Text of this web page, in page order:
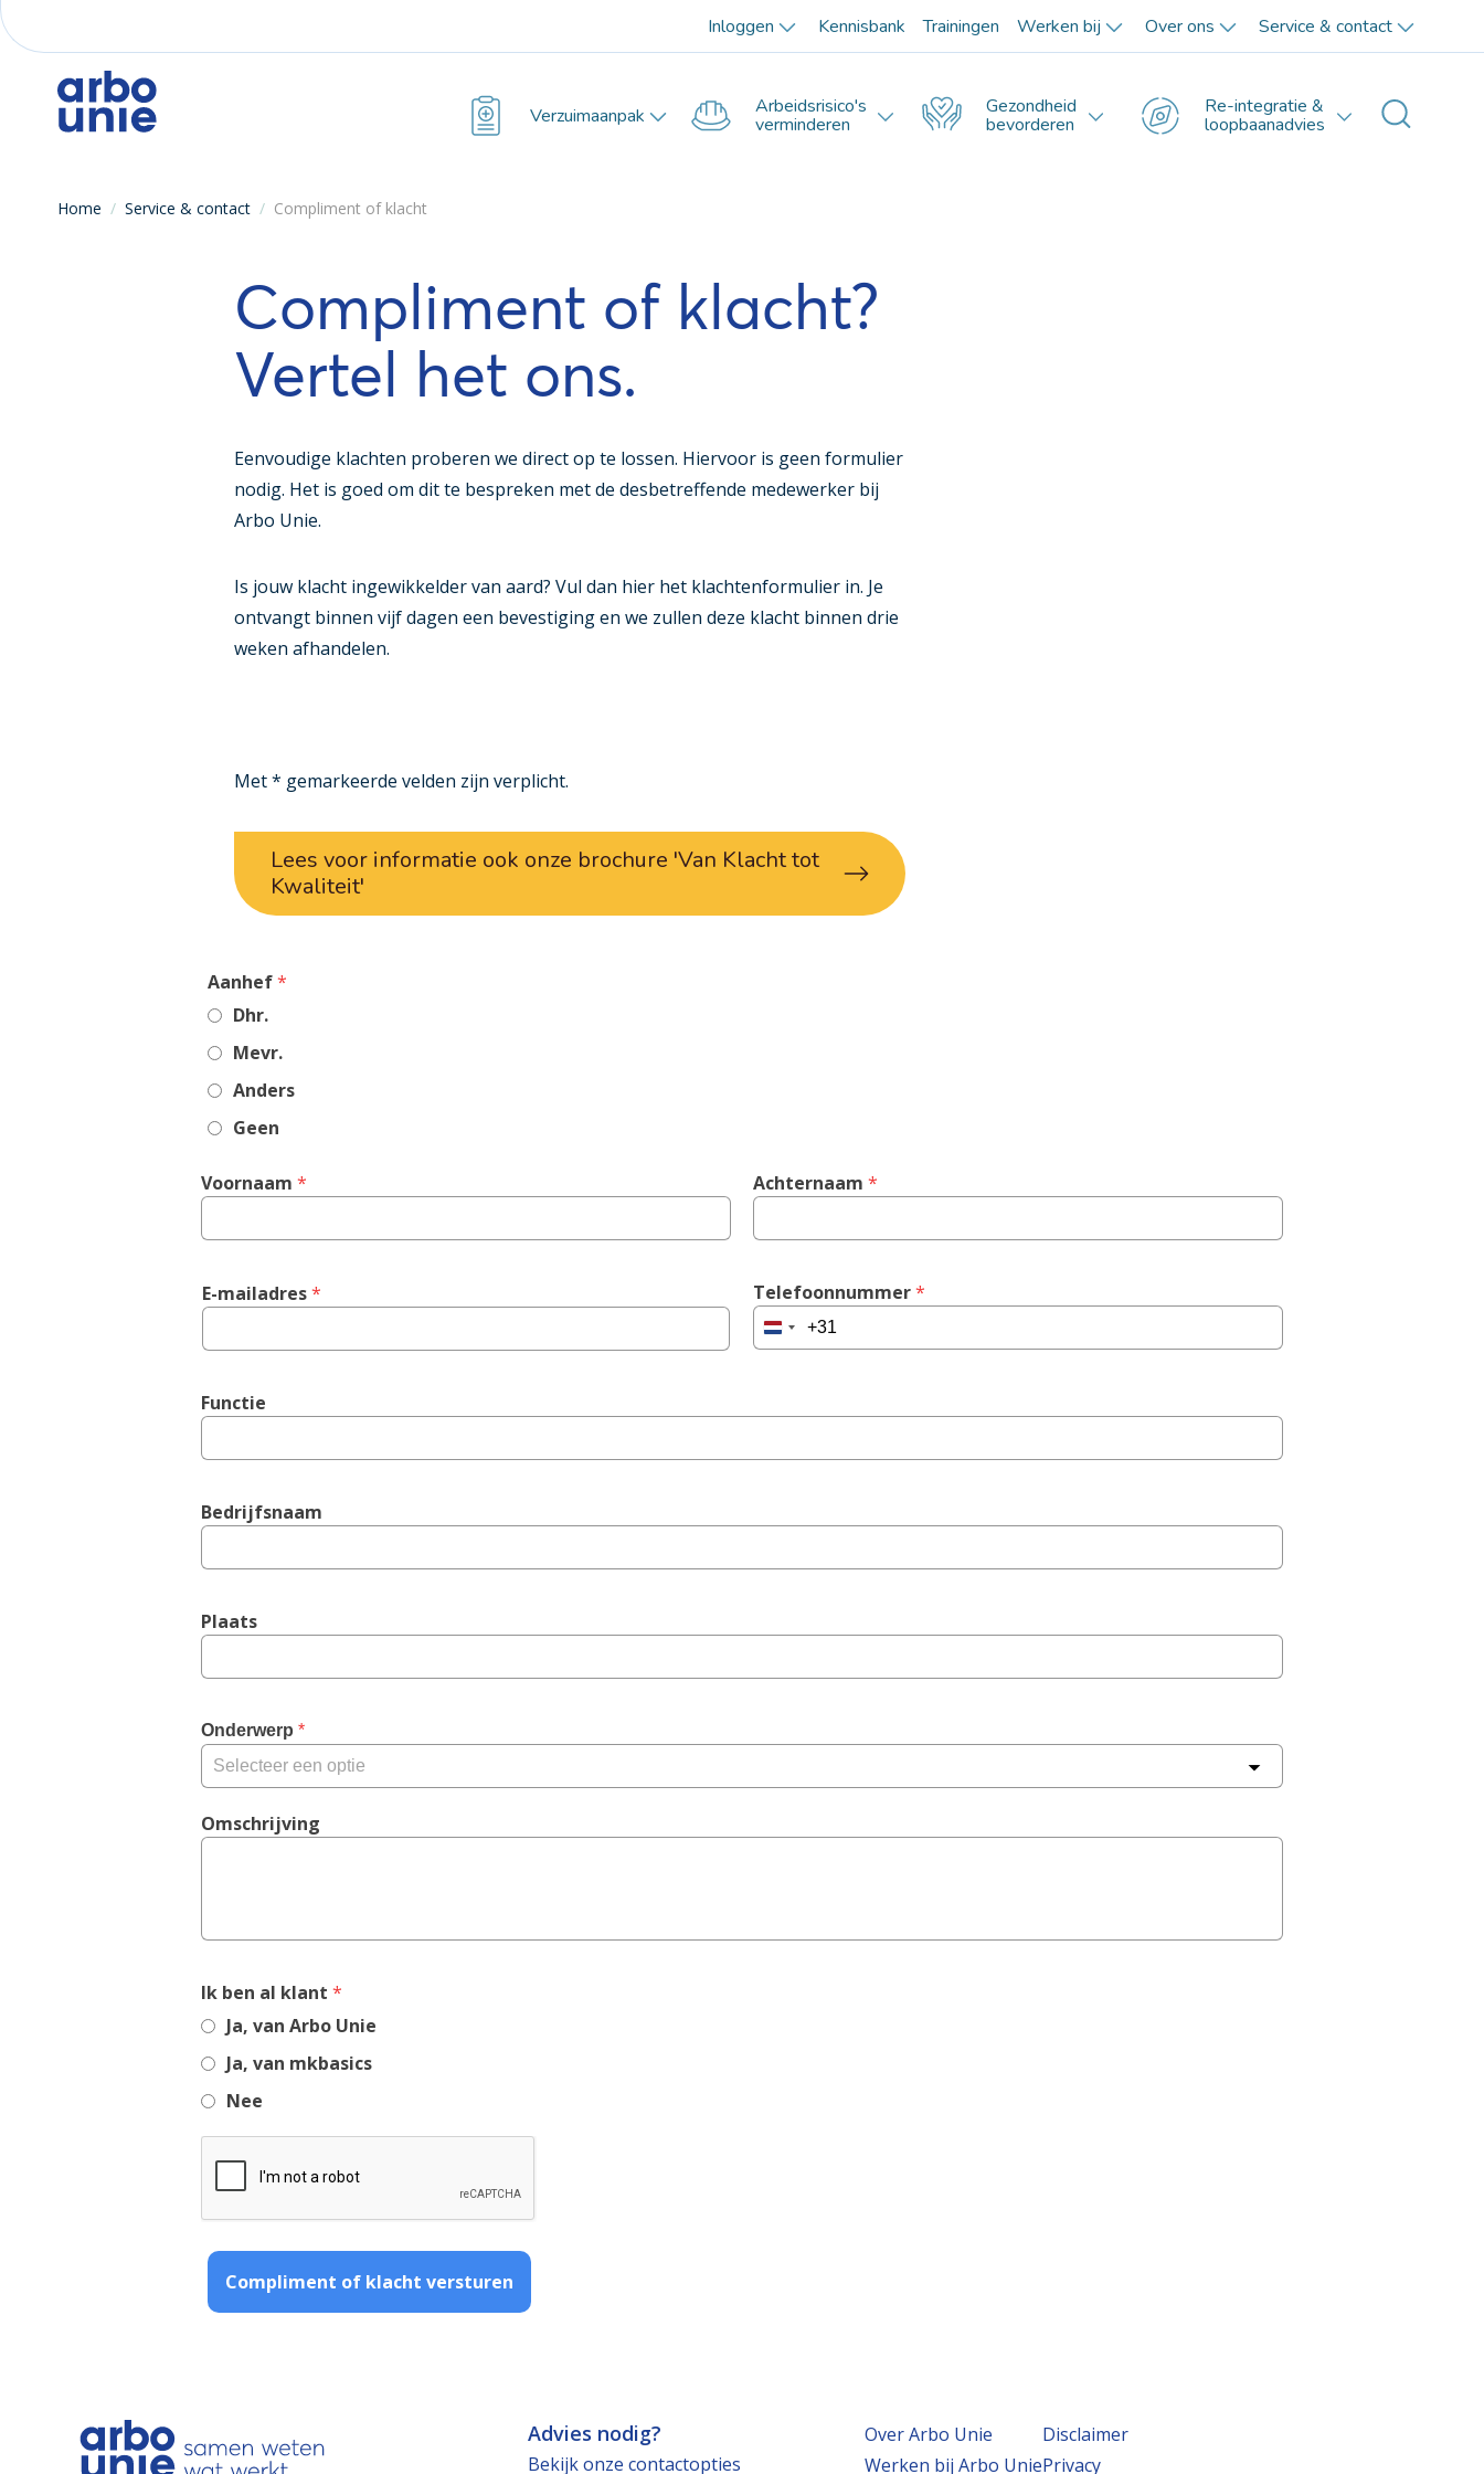
Inloggen Kennisbank Trainingen Werken bij Over ons Service & contact
Verzuimaanpak Arbeidsrisico's
verminderen
Gezondheid
bevorderen
Re-integratie &
loopbaanadvies
Home / Service & contact / Compliment of klacht
Compliment of klacht?
Vertel het ons.
Eenvoudige klachten proberen we direct op te lossen. Hiervoor is geen formulier
nodig. Het is goed om dit te bespreken met de desbetreffende medewerker bij
Arbo Unie.
Is jouw klacht ingewikkelder van aard? Vul dan hier het klachtenformulier in. Je
ontvangt binnen vijf dagen een bevestiging en we zullen deze klacht binnen drie
weken afhandelen.
Met * gemarkeerde velden zijn verplicht.
Lees voor informatie ook onze brochure 'Van Klacht tot
Kwaliteit'
Aanhef,*
Dhr.
Mevr.
Anders
Geen
Voornaam * Achternaam *
E-mailadres * Telefoonnummer *
Netherlands
Functie
Bedrijfsnaam
Plaats
Onderwerp *
Omschrijving
Ik ben al klant
required
*
Ja, van Arbo Unie
Ja, van mkbasics
Nee
Compliment of klacht versturen
Advies nodig?
Bekijk onze contactopties
Over Arbo Unie
Werken bij Arbo Unie
Disclaimer
Privacy